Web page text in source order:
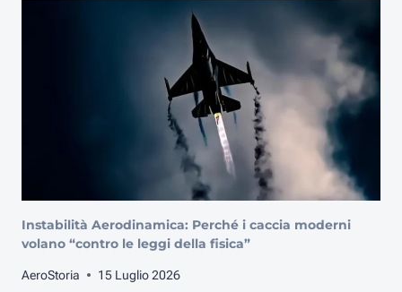
Instabilità Aerodinamica: Perché i caccia moderni
volano “contro le leggi della fisica”
AeroStoria 15 Luglio 2026